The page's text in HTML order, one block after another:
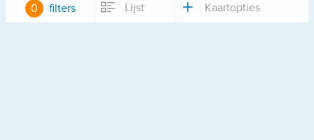
0 filters Lijst Kaartopties